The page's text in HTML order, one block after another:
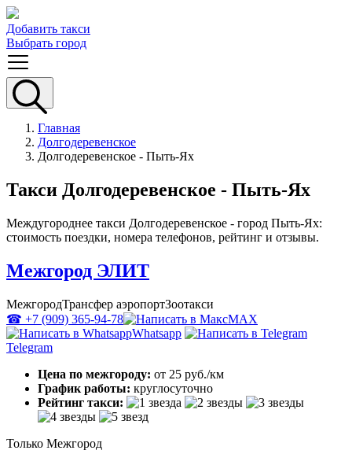
Добавить такси
Выбрать город
Главная
Долгодеревенское
Долгодеревенское - Пыть-Ях
Такси Долгодеревенское - Пыть-Ях
Междугороднее такси Долгодеревенское - город Пыть-Ях:
стоимость поездки, номера телефонов, рейтинг и отзывы.
Межгород ЭЛИТ
МежгородТрансфер аэропортЗоотакси
☎ +7 (909) 365-94-78
MAX
Whatsapp
Telegram
Цена по межгороду: от 25 руб./км
График работы: круглосуточно
Рейтинг такси:
Только Межгород